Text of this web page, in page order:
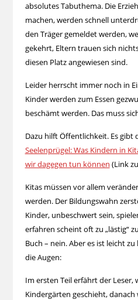
absolutes Tabuthema. Die
machen, werden schnell
den Träger gemeldet werden,
gekehrt, Eltern trauen sich
diesen Platz angewiesen sind.
Leider herrscht immer noch in
Kinder werden zum Essen
beschämt werden. Das muss
Dazu hilft Öffentlichkeit. Es gibt
Seelenprügel: Was Kindern in
wir dagegen tun können (Link
Kitas müssen vor allem
werden. Der Bildungswahn
Kinder, unbeschwert sein,
erfahren scheint oft zu „lästig“
Buch – nein. Aber es ist leicht
die Augen:
Im ersten Teil erfährt der Leser,
Kindergärten geschieht,